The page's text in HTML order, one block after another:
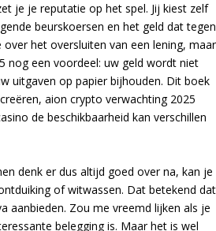
je je reputatie op het spel. Jij kiest zelf
beurskoersen en het geld dat tegen
het oversluiten van een lening, maar
nog een voordeel: uw geld wordt niet
uitgaven op papier bijhouden. Dit boek
aion crypto verwachting 2025
de beschikbaarheid kan verschillen
denk er dus altijd goed over na, kan je
of witwassen. Dat betekend dat
aanbieden. Zou me vreemd lijken als je
belegging is. Maar het is wel